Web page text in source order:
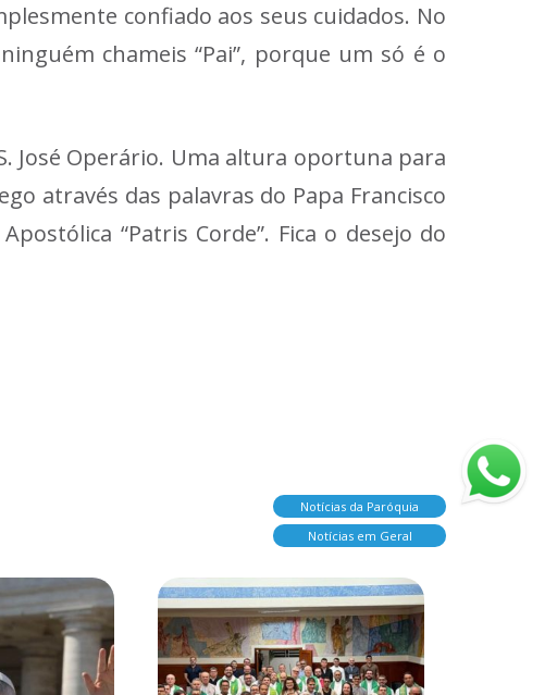
confiado aos seus cuidados. No
chameis “Pai”, porque um só é o
José Operário. Uma altura oportuna para
através das palavras do Papa Francisco
“Patris Corde”. Fica o desejo do
Notícias da Paróquia
Notícias em Geral